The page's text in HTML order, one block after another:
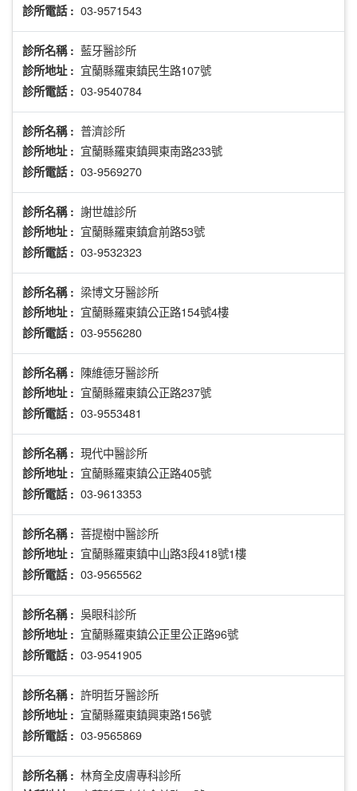
診所電話 : 03-9571543
診所名稱 : 藍牙醫診所
診所地址 : 宜蘭縣羅東鎮民生路107號
診所電話 : 03-9540784
診所名稱 : 普濟診所
診所地址 : 宜蘭縣羅東鎮興東南路233號
診所電話 : 03-9569270
診所名稱 : 謝世雄診所
診所地址 : 宜蘭縣羅東鎮倉前路53號
診所電話 : 03-9532323
診所名稱 : 梁博文牙醫診所
診所地址 : 宜蘭縣羅東鎮公正路154號4樓
診所電話 : 03-9556280
診所名稱 : 陳維德牙醫診所
診所地址 : 宜蘭縣羅東鎮公正路237號
診所電話 : 03-9553481
診所名稱 : 現代中醫診所
診所地址 : 宜蘭縣羅東鎮公正路405號
診所電話 : 03-9613353
診所名稱 : 菩提樹中醫診所
診所地址 : 宜蘭縣羅東鎮中山路3段418號1樓
診所電話 : 03-9565562
診所名稱 : 吳眼科診所
診所地址 : 宜蘭縣羅東鎮公正里公正路96號
診所電話 : 03-9541905
診所名稱 : 許明哲牙醫診所
診所地址 : 宜蘭縣羅東鎮興東路156號
診所電話 : 03-9565869
診所名稱 : 林育全皮膚專科診所